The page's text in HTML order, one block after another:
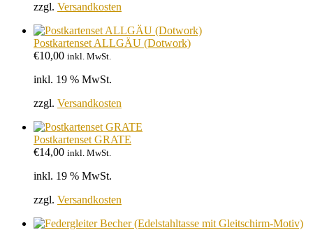
zzgl. Versandkosten
Postkartenset ALLGÄU (Dotwork)
€10,00 inkl. MwSt.
inkl. 19 % MwSt.
zzgl. Versandkosten
Postkartenset GRATE
€14,00 inkl. MwSt.
inkl. 19 % MwSt.
zzgl. Versandkosten